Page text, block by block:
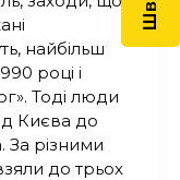
найбільш
році і
Тоді люди
Києва до
За різними
до трьох